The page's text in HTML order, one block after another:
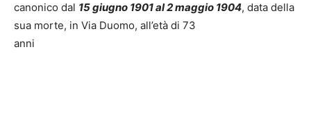
canonico dal 15 giugno 1901 al 2 maggio 1904, data della
sua morte, in Via Duomo, all’età di 73
anni